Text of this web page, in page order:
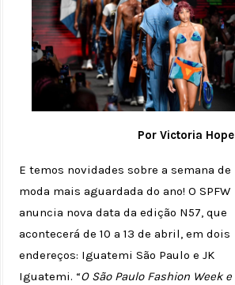
Por Victoria Hope
E temos novidades sobre a semana de
moda mais aguardada do ano! O SPFW
anuncia nova data da edição N57, que
acontecerá de 10 a 13 de abril, em dois
endereços: Iguatemi São Paulo e JK
Iguatemi. “O São Paulo Fashion Week e